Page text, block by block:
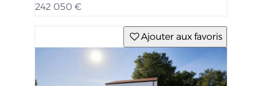
242 050 €
Ajouter aux favoris